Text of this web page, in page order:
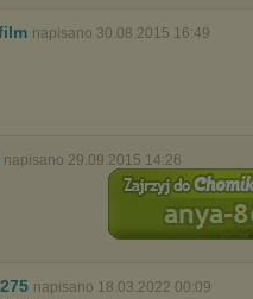
napisano 30.08.2015 16:49
napisano 29.09.2015 14:26
napisano 18.03.2022 00:09